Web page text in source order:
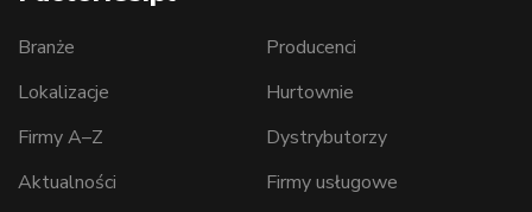
Branże
Lokalizacje
Firmy A–Z
Aktualności
Producenci
Hurtownie
Dystrybutorzy
Firmy usługowe